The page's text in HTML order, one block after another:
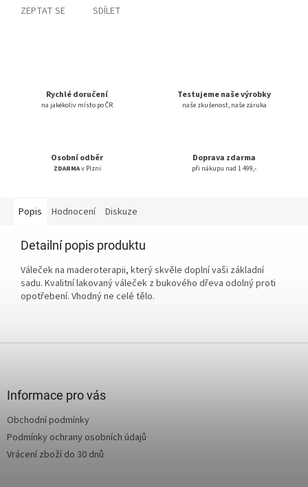
ZEPTAT SE SDÍLET
Rychlé doručení
na jakékoliv místo po ČR
Testujeme naše výrobky
naše zkušenost, naše záruka
Osobní odběr
ZDARMAv Plzni
Doprava zdarma
při nákupu nad 1 499,-
Popis Hodnocení Diskuze
Detailní popis produktu
Váleček na maderoterapii, který skvěle doplní vaši základní
sadu. Kvalitní lakovaný váleček z bukového dřeva odolný proti
opotřebení. Vhodný ne celé tělo.
Informace pro vás
Obchodní podmínky
Podmínky ochrany osobních údajů
Vrácení zboží do 30 dnů